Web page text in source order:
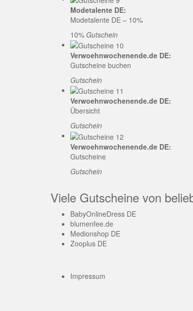
Modetalente DE:
Modetalente DE – 10%
10% Gutschein
Verwoehnwochenende.de DE:
Gutscheine buchen
Gutschein
Verwoehnwochenende.de DE:
Übersicht
Gutschein
Verwoehnwochenende.de DE:
Gutscheine
Gutschein
Viele Gutscheine von
BabyOnlineDress DE
blumenfee.de
Medionshop DE
Zooplus DE
Impressum